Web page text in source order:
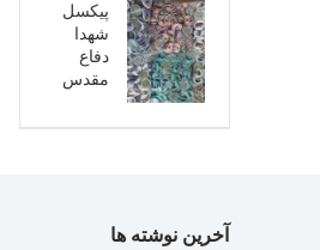
پیکسل
شهدا
دفاع
مقدس
آخرین نوشته ها